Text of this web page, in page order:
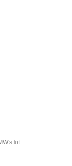
tot